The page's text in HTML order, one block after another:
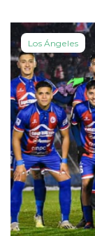
Los Ángeles